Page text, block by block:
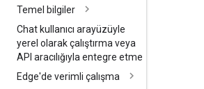
Temel bilgiler
Chat kullanıcı arayüzüyle
yerel olarak çalıştırma veya
API aracılığıyla entegre etme
Edge'de verimli çalışma